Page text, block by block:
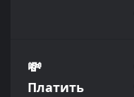
💸
Платить